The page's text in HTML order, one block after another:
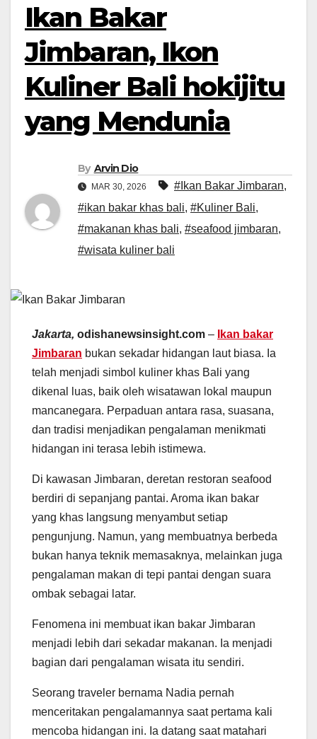
Ikan Bakar
Jimbaran, Ikon
Kuliner Bali hokijitu
yang Mendunia
By Arvin Dio
MAR 30, 2026 #Ikan Bakar Jimbaran,
#ikan bakar khas bali, #Kuliner Bali,
#makanan khas bali, #seafood jimbaran,
#wisata kuliner bali
Jakarta, odishanewsinsight.com –
Ikan bakar
Jimbaran bukan sekadar hidangan laut biasa. Ia
telah menjadi simbol kuliner khas Bali yang
dikenal luas, baik oleh wisatawan lokal maupun
mancanegara. Perpaduan antara rasa, suasana,
dan tradisi menjadikan pengalaman menikmati
hidangan ini terasa lebih istimewa.
Di kawasan Jimbaran, deretan restoran seafood
berdiri di sepanjang pantai. Aroma ikan bakar
yang khas langsung menyambut setiap
pengunjung. Namun, yang membuatnya berbeda
bukan hanya teknik memasaknya, melainkan juga
pengalaman makan di tepi pantai dengan suara
ombak sebagai latar.
Fenomena ini membuat ikan bakar Jimbaran
menjadi lebih dari sekadar makanan. Ia menjadi
bagian dari pengalaman wisata itu sendiri.
Seorang traveler bernama Nadia pernah
menceritakan pengalamannya saat pertama kali
mencoba hidangan ini. Ia datang saat matahari